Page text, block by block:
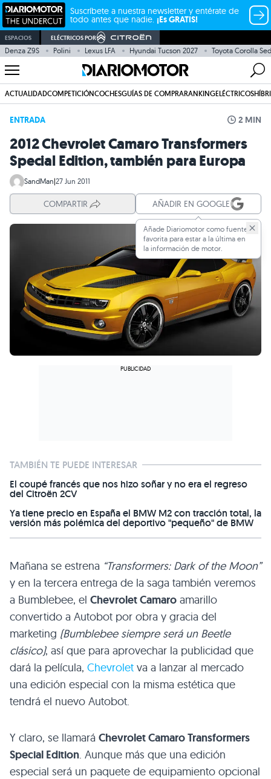
Suscríbete a nuestra newsletter y entérate de
todo antes que nadie. ¡Es GRATIS!
ESPACIOS ELÉCTRICOS POR
Denza Z9S Polini Lexus LFA Hyundai Tucson 2027 Toyota Corolla
ACTUALIDADCOMPETICIÓNCOCHESGUÍAS DE COMPRARANKINGELÉCTRICOS
ENTRADA 2 MIN
2012 Chevrolet Camaro Transformers
Special Edition, también para Europa
SandMan|27 Jun 2011
COMPARTIR AÑADIR EN GOOGLE
Añade Diariomotor como fuente
favorita para estar a la última en
la información de motor.
TAMBIÉN TE PUEDE INTERESAR
El coupé francés que nos hizo soñar y no era el regreso
del Citroën 2CV
Ya tiene precio en España el BMW M2 con tracción total, la
versión más polémica del deportivo "pequeño" de BMW
Mañana se estrena “Transformers: Dark of the Moon”
y en la tercera entrega de la saga también veremos
a Bumblebee, el Chevrolet Camaro amarillo
convertido a Autobot por obra y gracia del
marketing (Bumblebee siempre será un Beetle
clásico), así que para aprovechar la publicidad que
dará la película, Chevrolet va a lanzar al mercado
una edición especial con la misma estética que
tendrá el nuevo Autobot.
Y claro, se llamará Chevrolet Camaro Transformers
Special Edition. Aunque más que una edición
especial será un paquete de equipamiento opcional